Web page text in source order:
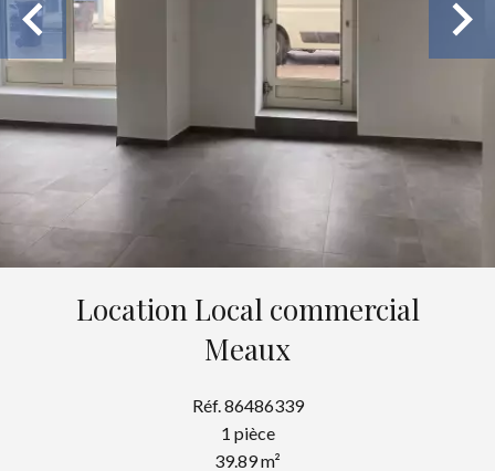
Location Local commercial
Meaux
Réf. 86486339
1 pièce
39.89 m²